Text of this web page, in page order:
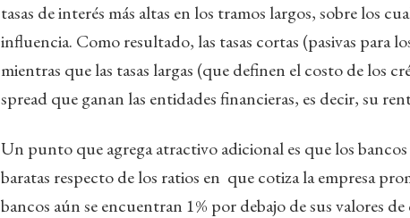
tasas de interés más altas en los tramos largos, sobre los
influencia. Como resultado, las tasas cortas (pasivas para
mientras que las tasas largas (que definen el costo de los
spread que ganan las entidades financieras, es decir, su
Un punto que agrega atractivo adicional es que los
baratas respecto de los ratios en que cotiza la empresa
bancos aún se encuentran 1% por debajo de sus valores